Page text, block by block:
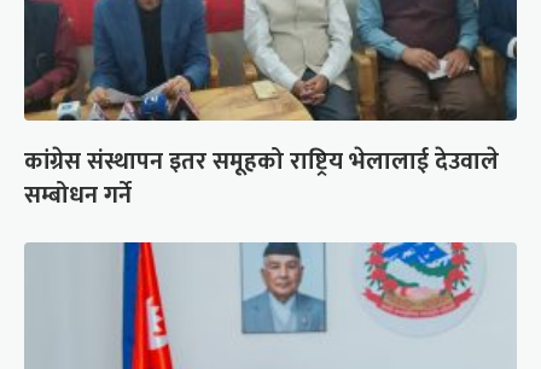
कांग्रेस संस्थापन इतर समूहको राष्ट्रिय भेलालाई देउवाले
सम्बोधन गर्ने